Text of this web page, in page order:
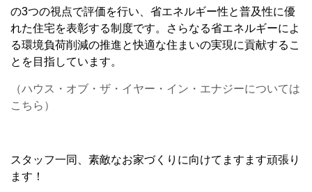
の3つの視点で評価を行い、省エネルギー性と普及性に優
れた住宅を表彰する制度です。さらなる省エネルギーによ
る環境負荷削減の推進と快適な住まいの実現に貢献するこ
とを目指しています。
（ハウス・オブ・ザ・イヤー・イン・エナジーについては
こちら）
スタッフ一同、素敵なお家づくりに向けてますます頑張り
ます！